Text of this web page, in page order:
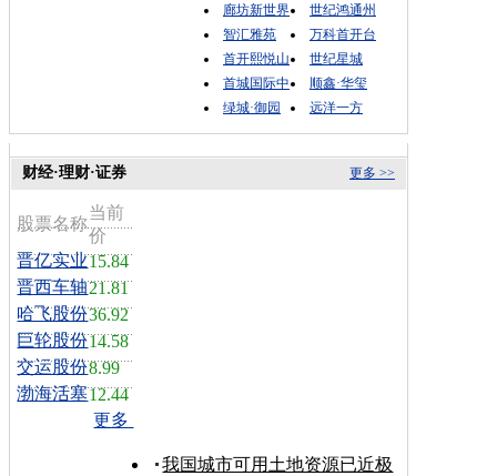
廊坊新世界
世纪鸿通州
智汇雅苑
万科首开台
首开熙悦山
世纪星城
首城国际中
顺鑫·华玺
绿城·御园
远洋一方
更多 >>
财经·理财·证券
股票名称
当前
价
晋亿实业15.84
晋西车轴21.81
哈飞股份36.92
巨轮股份14.58
交运股份8.99
渤海活塞12.44
更多
我国城市可用土地资源已近极